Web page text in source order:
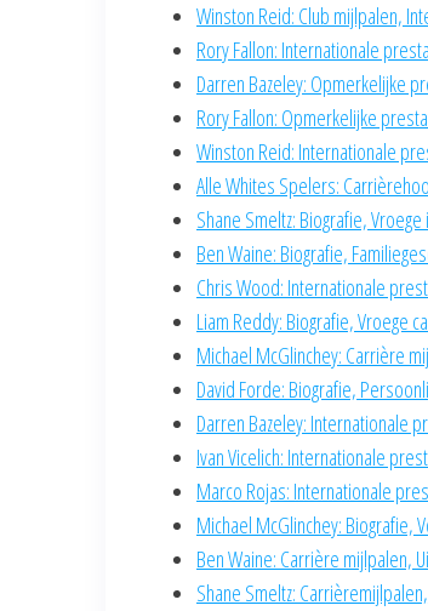
Winston Reid: Club mijlpalen,
Rory Fallon: Internationale
Darren Bazeley: Opmerkelijke
Rory Fallon: Opmerkelijke
Winston Reid: Internationale
Alle Whites Spelers:
Shane Smeltz: Biografie,
Ben Waine: Biografie,
Chris Wood: Internationale
Liam Reddy: Biografie, Vroege
Michael McGlinchey: Carrière
David Forde: Biografie,
Darren Bazeley: Internationale
Ivan Vicelich: Internationale
Marco Rojas: Internationale
Michael McGlinchey: Biografie,
Ben Waine: Carrière mijlpalen,
Shane Smeltz: